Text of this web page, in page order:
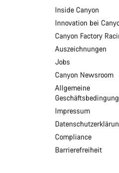
Inside Canyon
Innovation bei
Canyon Factory
Auszeichnungen
Jobs
Canyon Newsroom
Allgemeine
Impressum
Compliance
Barrierefreiheit